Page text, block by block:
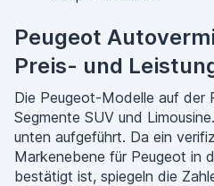
Peugeot
Preis- und
Die Peugeot-Modelle auf der
Segmente SUV und
unten aufgeführt. Da ein
Markenebene für Peugeot in
bestätigt ist, spiegeln die